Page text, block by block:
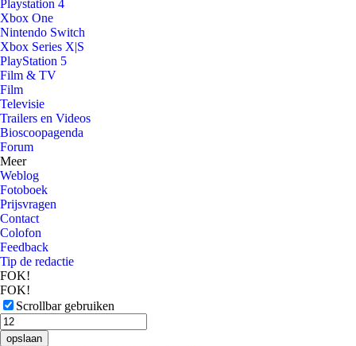
Playstation 4
Xbox One
Nintendo Switch
Xbox Series X|S
PlayStation 5
Film & TV
Film
Televisie
Trailers en Videos
Bioscoopagenda
Forum
Meer
Weblog
Fotoboek
Prijsvragen
Contact
Colofon
Feedback
Tip de redactie
FOK!
FOK!
Scrollbar gebruiken
opslaan